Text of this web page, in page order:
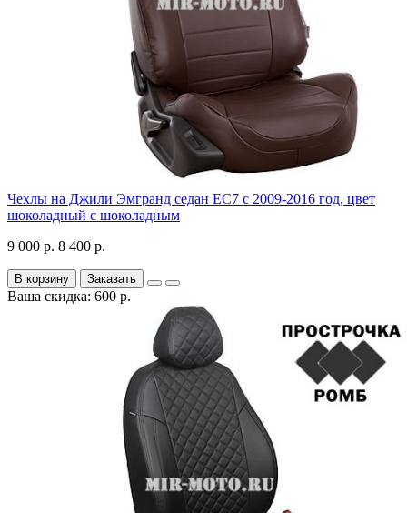
Чехлы на Джили Эмгранд седан ЕС7 с 2009-2016 год, цвет
шоколадный с шоколадным
9 000 р. 8 400 р.
В корзину Заказать
Ваша скидка: 600 р.